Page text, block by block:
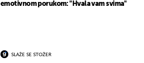
emotivnom porukom: "Hvala vam svima"
SLAŽE SE STOŽER